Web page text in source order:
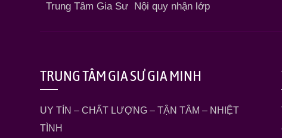
Trung Tâm Gia Sư Nội quy nhận lớp
TRUNG TÂM GIA SƯ GIA MINH
UY TÍN – CHẤT LƯỢNG – TẬN TÂM – NHIỆT
TÌNH